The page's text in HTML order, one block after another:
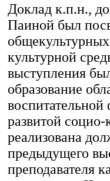
Доклад к.п.н.,
Паиной был
культурной
выступления
образование
развитой
реализована
предыдущего
преподавателя